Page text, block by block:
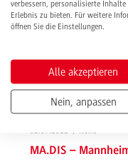
02.09.2021 | News
MA.DIS –
verbessern, personalisierte
Erlebnis zu bieten. Für weitere
öffnen Sie die Einstellungen.
Alle akzeptieren
Nein, anpassen